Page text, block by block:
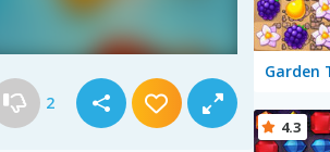
2
Garden
4.3